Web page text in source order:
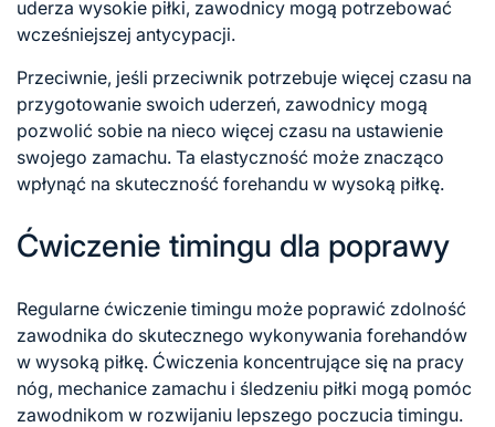
uderza wysokie piłki, zawodnicy mogą potrzebować
wcześniejszej antycypacji.
Przeciwnie, jeśli przeciwnik potrzebuje więcej czasu na
przygotowanie swoich uderzeń, zawodnicy mogą
pozwolić sobie na nieco więcej czasu na ustawienie
swojego zamachu. Ta elastyczność może znacząco
wpłynąć na skuteczność forehandu w wysoką piłkę.
Ćwiczenie timingu dla poprawy
Regularne ćwiczenie timingu może poprawić zdolność
zawodnika do skutecznego wykonywania forehandów
w wysoką piłkę. Ćwiczenia koncentrujące się na pracy
nóg, mechanice zamachu i śledzeniu piłki mogą pomóc
zawodnikom w rozwijaniu lepszego poczucia timingu.